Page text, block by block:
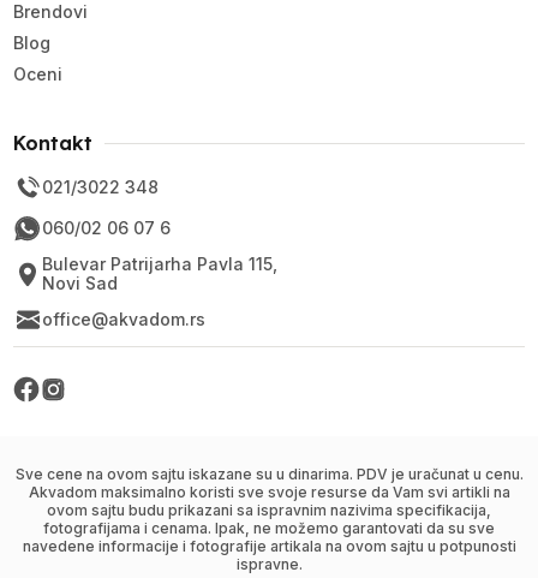
Brendovi
Blog
Oceni
Kontakt
021/3022 348
060/02 06 07 6
Bulevar Patrijarha Pavla 115,
Novi Sad
office@akvadom.rs
Sve cene na ovom sajtu iskazane su u dinarima. PDV je uračunat u cenu.
Akvadom maksimalno koristi sve svoje resurse da Vam svi artikli na
ovom sajtu budu prikazani sa ispravnim nazivima specifikacija,
fotografijama i cenama. Ipak, ne možemo garantovati da su sve
navedene informacije i fotografije artikala na ovom sajtu u potpunosti
ispravne.